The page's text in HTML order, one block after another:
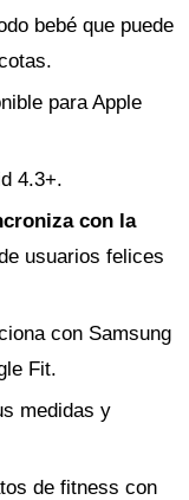
bebé que puede
para Apple
4.3+.
con la
usuarios felices
con Samsung
Fit.
medidas y
de fitness con